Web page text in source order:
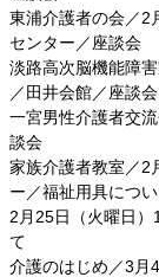
東浦介護者の会／2
センター／座談会
淡路高次脳機能障
／田井会館／座談会
一宮男性介護者交
談会
家族介護者教室／2
ー／福祉用具につ
2月25日（火曜日
て
介護のはじめ／3